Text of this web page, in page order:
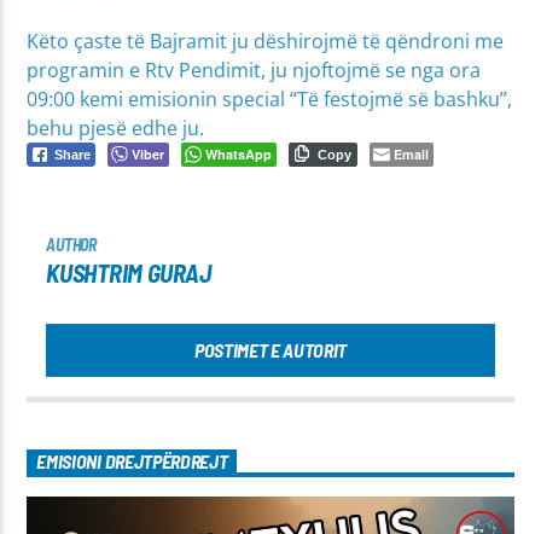
Këto çaste të Bajramit ju dëshirojmë të qëndroni me
programin e Rtv Pendimit, ju njoftojmë se nga ora
09:00 kemi emisionin special “Të festojmë së bashku”,
behu pjesë edhe ju.
Share Viber WhatsApp Copy Email
AUTHOR
KUSHTRIM GURAJ
POSTIMET E AUTORIT
EMISIONI DREJTPËRDREJT